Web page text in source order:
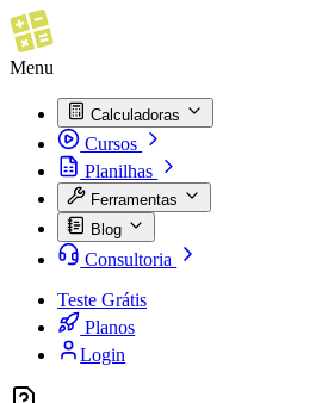
Menu
Calculadoras
Cursos
Planilhas
Ferramentas
Blog
Consultoria
Teste Grátis
Planos
Login